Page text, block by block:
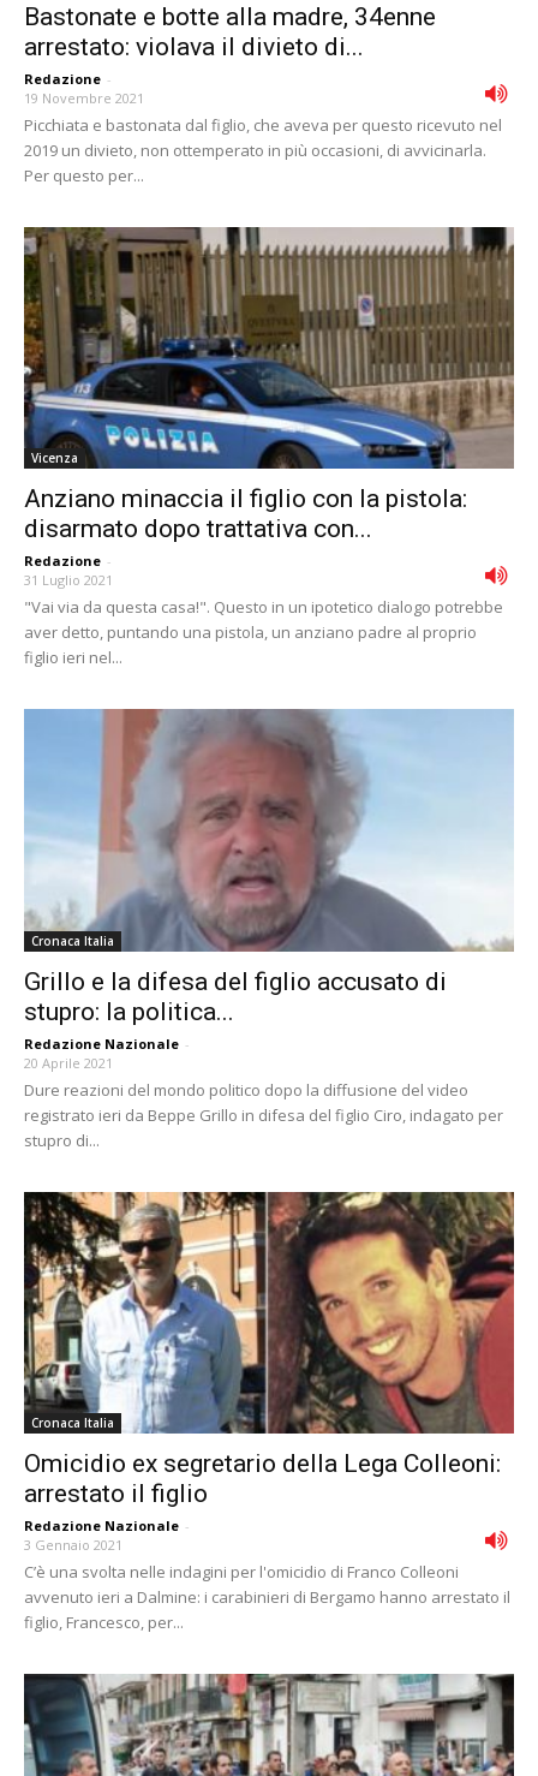
Bastonate e botte alla madre, 34enne
arrestato: violava il divieto di...
Redazione -
19 Novembre 2021
Picchiata e bastonata dal figlio, che aveva per questo ricevuto nel
2019 un divieto, non ottemperato in più occasioni, di avvicinarla.
Per questo per...
Vicenza
Anziano minaccia il figlio con la pistola:
disarmato dopo trattativa con...
Redazione -
31 Luglio 2021
"Vai via da questa casa!". Questo in un ipotetico dialogo potrebbe
aver detto, puntando una pistola, un anziano padre al proprio
figlio ieri nel...
Cronaca Italia
Grillo e la difesa del figlio accusato di
stupro: la politica...
Redazione Nazionale -
20 Aprile 2021
Dure reazioni del mondo politico dopo la diffusione del video
registrato ieri da Beppe Grillo in difesa del figlio Ciro, indagato per
stupro di...
Cronaca Italia
Omicidio ex segretario della Lega Colleoni:
arrestato il figlio
Redazione Nazionale -
3 Gennaio 2021
C’è una svolta nelle indagini per l'omicidio di Franco Colleoni
avvenuto ieri a Dalmine: i carabinieri di Bergamo hanno arrestato il
figlio, Francesco, per...